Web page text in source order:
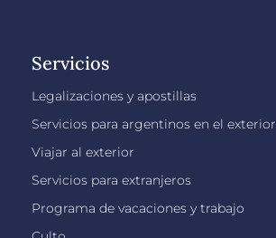
Servicios
Legalizaciones y apostillas
Servicios para argentinos en el exterior
Viajar al exterior
Servicios para extranjeros
Programa de vacaciones y trabajo